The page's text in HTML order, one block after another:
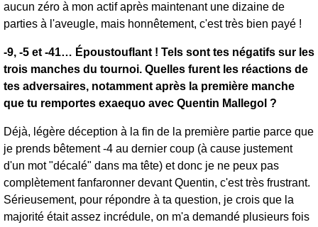
aucun zéro à mon actif après maintenant une dizaine de
parties à l'aveugle, mais honnêtement, c'est très bien payé !
-9, -5 et -41… Époustouflant ! Tels sont tes négatifs sur les
trois manches du tournoi. Quelles furent les réactions de
tes adversaires, notamment après la première manche
que tu remportes exaequo avec Quentin Mallegol ?
Déjà, légère déception à la fin de la première partie parce que
je prends bêtement -4 au dernier coup (à cause justement
d'un mot "décalé" dans ma tête) et donc je ne peux pas
complètement fanfaronner devant Quentin, c'est très frustrant.
Sérieusement, pour répondre à ta question, je crois que la
majorité était assez incrédule, on m'a demandé plusieurs fois